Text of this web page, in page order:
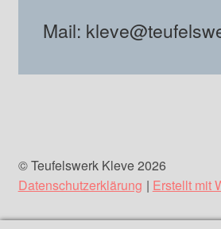
Mail:
© Teufelswerk Kleve 2026
Datenschutzerklärung
Erstellt mit